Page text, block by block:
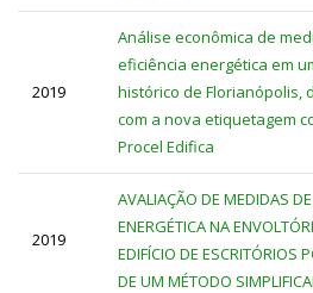
2019
Análise econômica de
eficiência energética em
histórico de Florianópolis,
com a nova etiquetagem
Procel Edifica
2019
AVALIAÇÃO DE MEDIDAS
ENERGÉTICA NA
EDIFÍCIO DE ESCRITÓRIOS
DE UM MÉTODO